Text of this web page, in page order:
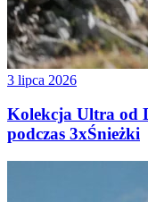
3 lipca 2026
Kolekcja Ultra od
podczas 3xŚnieżki